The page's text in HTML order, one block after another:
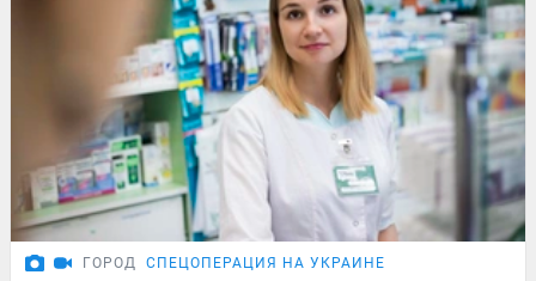
ГОРОД СПЕЦОПЕРАЦИЯ НА УКРАИНЕ